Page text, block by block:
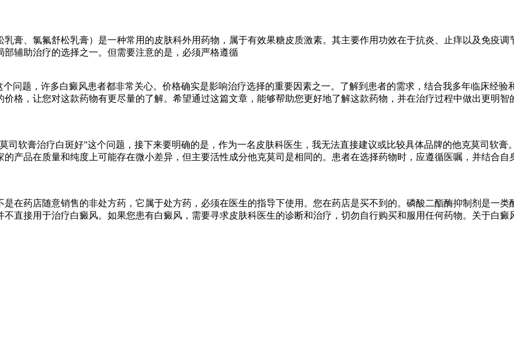
膏、氯氟舒松乳膏）是一种常用的皮肤科外用药物，属于有效果糖皮质激素。其主要作用功效在于抗炎、止痒以及免疫调
辅助治疗的选择之一。但需要注意的是，必须严格遵循
问题，许多白癜风患者都非常关心。价格确实是影响治疗选择的重要因素之一。了解到患者的需求，结合我多年临床经验
格，让您对这款药物有更尽量的了解。希望通过这篇文章，能够帮助您更好地了解这款药物，并在治疗过程中做出更明智
司软膏治疗白斑好”这个问题，接下来要明确的是，作为一名皮肤科医生，我无法直接建议或比较具体品牌的他克莫司软膏
产品在质量和纯度上可能存在微小差异，但主要活性成分他克莫司是相同的。患者在选择药物时，应遵循医嘱，并结合自
在药店随意销售的非处方药，它属于处方药，必须在医生的指导下使用。您在药店是买不到的。磷酸二酯酶抑制剂是一类
直接用于治疗白癜风。如果您患有白癜风，需要寻求皮肤科医生的诊断和治疗，切勿自行购买和服用任何药物。关于白癜